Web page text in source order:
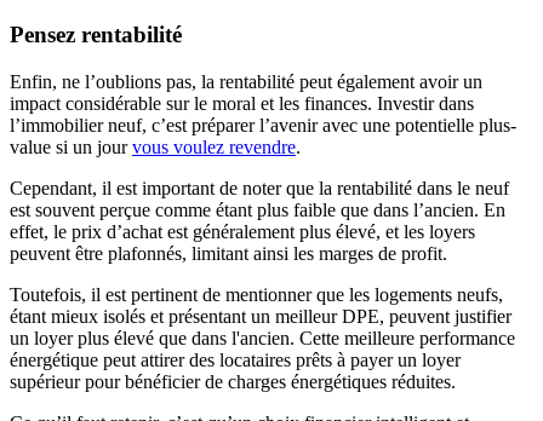
Pensez rentabilité
Enfin, ne l’oublions pas, la rentabilité peut également avoir un
impact considérable sur le moral et les finances. Investir dans
l’immobilier neuf, c’est préparer l’avenir avec une potentielle plus-
value si un jourvous voulez revendre.
Cependant, il est important de noter que la rentabilité dans le neuf
est souvent perçue comme étant plus faible que dans l’ancien. En
effet, le prix d’achat est généralement plus élevé, et les loyers
peuvent être plafonnés, limitant ainsi les marges de profit.
Toutefois, il est pertinent de mentionner que les logements neufs,
étant mieux isolés et présentant un meilleur DPE, peuvent justifier
un loyer plus élevé que dans l'ancien. Cette meilleure performance
énergétique peut attirer des locataires prêts à payer un loyer
supérieur pour bénéficier de charges énergétiques réduites.